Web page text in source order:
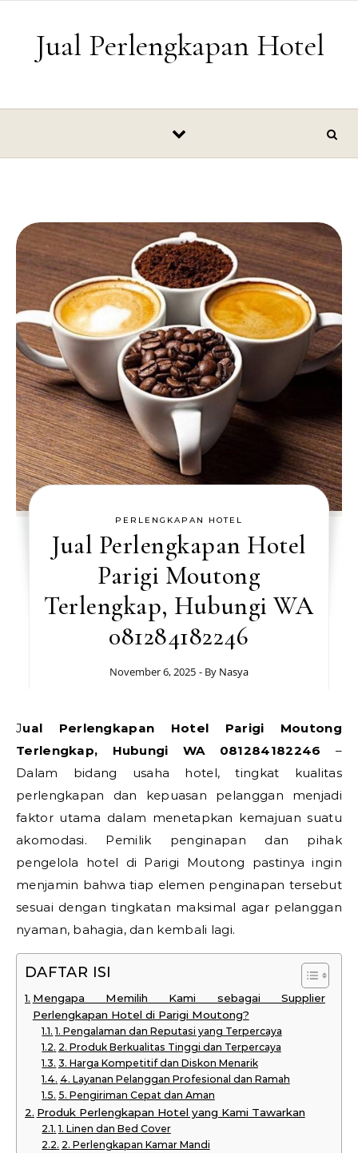
Jual Perlengkapan Hotel
PERLENGKAPAN HOTEL
Jual Perlengkapan Hotel
Parigi Moutong
Terlengkap, Hubungi WA
081284182246
November 6, 2025 - By Nasya
Jual Perlengkapan Hotel Parigi Moutong
Terlengkap, Hubungi WA 081284182246 –
Dalam bidang usaha hotel, tingkat kualitas
perlengkapan dan kepuasan pelanggan menjadi
faktor utama dalam menetapkan kemajuan suatu
akomodasi. Pemilik penginapan dan pihak
pengelola hotel di Parigi Moutong pastinya ingin
menjamin bahwa tiap elemen penginapan tersebut
sesuai dengan tingkatan maksimal agar pelanggan
nyaman, bahagia, dan kembali lagi.
DAFTAR ISI
Mengapa Memilih Kami sebagai Supplier
Perlengkapan Hotel di Parigi Moutong?
1. Pengalaman dan Reputasi yang Terpercaya
2. Produk Berkualitas Tinggi dan Terpercaya
3. Harga Kompetitif dan Diskon Menarik
4. Layanan Pelanggan Profesional dan Ramah
5. Pengiriman Cepat dan Aman
Produk Perlengkapan Hotel yang Kami Tawarkan
1. Linen dan Bed Cover
2. Perlengkapan Kamar Mandi